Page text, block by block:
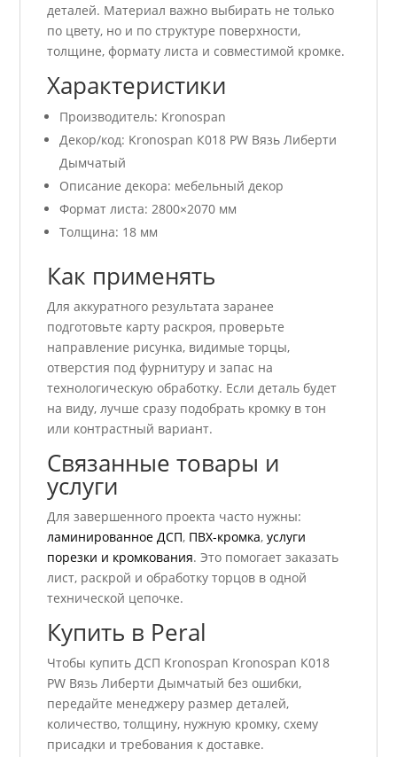
деталей. Материал важно выбирать не только
по цвету, но и по структуре поверхности,
толщине, формату листа и совместимой кромке.
Характеристики
Производитель: Kronospan
Декор/код: Kronospan К018 PW Вязь Либерти
Дымчатый
Описание декора: мебельный декор
Формат листа: 2800×2070 мм
Толщина: 18 мм
Как применять
Для аккуратного результата заранее
подготовьте карту раскроя, проверьте
направление рисунка, видимые торцы,
отверстия под фурнитуру и запас на
технологическую обработку. Если деталь будет
на виду, лучше сразу подобрать кромку в тон
или контрастный вариант.
Связанные товары и
услуги
Для завершенного проекта часто нужны:
ламинированное ДСП, ПВХ-кромка,услуги
порезки и кромкования. Это помогает заказать
лист, раскрой и обработку торцов в одной
технической цепочке.
Купить в Peral
Чтобы купить ДСП Kronospan Kronospan К018
PW Вязь Либерти Дымчатый без ошибки,
передайте менеджеру размер деталей,
количество, толщину, нужную кромку, схему
присадки и требования к доставке.